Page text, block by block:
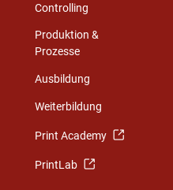
Controlling
Produktion &
Prozesse
Ausbildung
Weiterbildung
Print Academy
PrintLab